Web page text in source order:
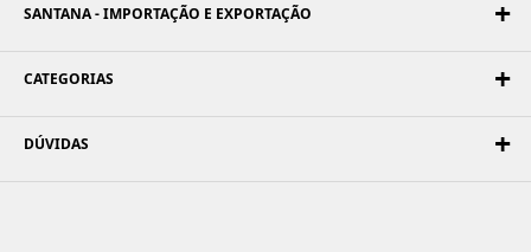
SANTANA - IMPORTAÇÃO E EXPORTAÇÃO
CATEGORIAS
DÚVIDAS